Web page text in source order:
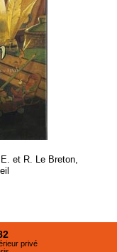
et R. Le Breton,
privé